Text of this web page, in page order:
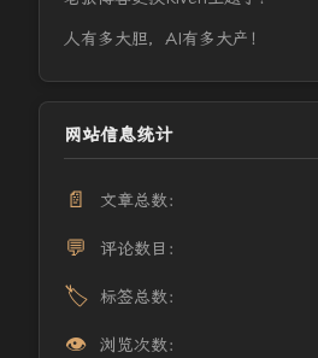
人有多大胆，AI有多大产！
网站信息统计
📄 文章总数：
💬 评论数目：
🏷️ 标签总数：
👁️ 浏览次数：